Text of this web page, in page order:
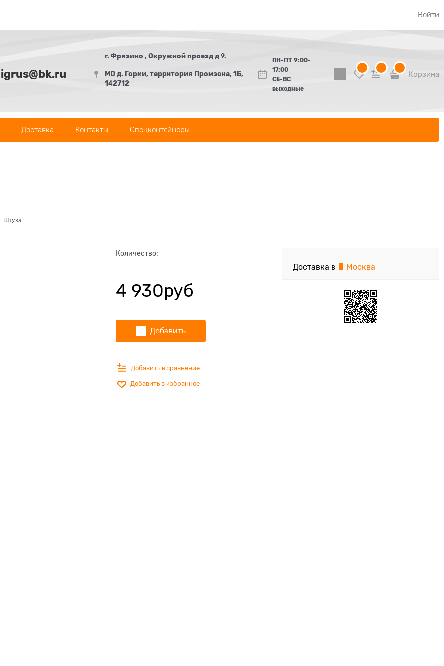
Войти
г. Фрязино , Окружной проезд д 9.
МО д. Горки, территория Промзона, 1Б,
142712
ПН-ПТ 9:00-
17:00
СБ-ВС
выходные
Корзина
Доставка Контакты Спецконтейнеры
Штука
Количество:
4 930руб
Добавить
Добавить в сравнение
Добавить в избранное
Доставка в Москва